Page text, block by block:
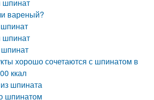
вареный?
хорошо сочетаются с шпинатом в
ккал
шпината
шпинатом